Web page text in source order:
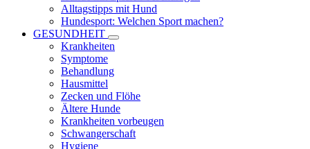
Alltagstipps mit Hund
Hundesport: Welchen Sport machen?
GESUNDHEIT
Krankheiten
Symptome
Behandlung
Hausmittel
Zecken und Flöhe
Ältere Hunde
Krankheiten vorbeugen
Schwangerschaft
Hygiene